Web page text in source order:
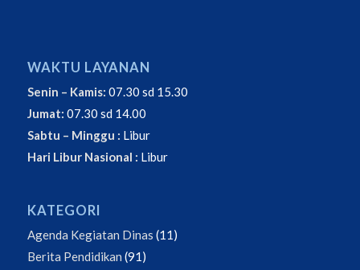
WAKTU LAYANAN
Senin – Kamis: 07.30 sd 15.30
Jumat: 07.30 sd 14.00
Sabtu – Minggu : Libur
Hari Libur Nasional : Libur
KATEGORI
Agenda Kegiatan Dinas (11)
Berita Pendidikan (91)